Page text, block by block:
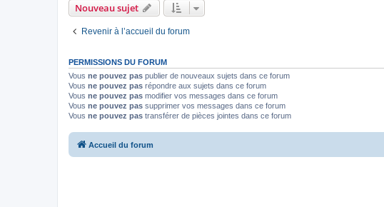
Nouveau sujet
Revenir à l’accueil du forum
PERMISSIONS DU FORUM
Vous ne pouvez pas publier de nouveaux sujets dans ce forum
Vous ne pouvez pas répondre aux sujets dans ce forum
Vous ne pouvez pas modifier vos messages dans ce forum
Vous ne pouvez pas supprimer vos messages dans ce forum
Vous ne pouvez pas transférer de pièces jointes dans ce forum
Accueil du forum